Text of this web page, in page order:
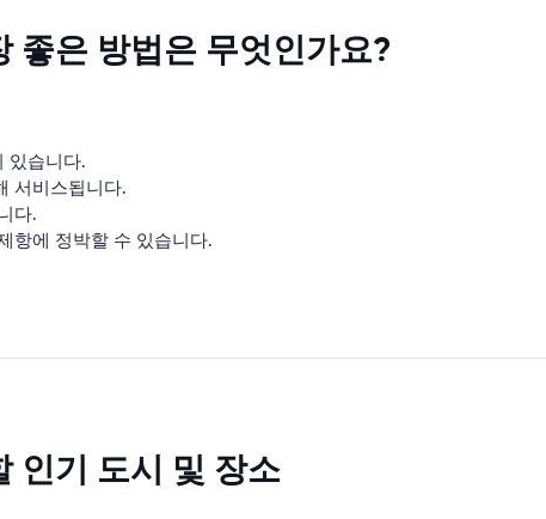
좋은 방법은 무엇인가요?
있습니다.
서비스됩니다.
다.
항에 정박할 수 있습니다.
인기 도시 및 장소